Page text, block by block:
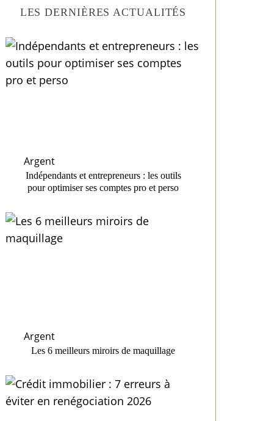
LES DERNIÈRES ACTUALITÉS
Argent
Indépendants et entrepreneurs : les outils
pour optimiser ses comptes pro et perso
Argent
Les 6 meilleurs miroirs de maquillage